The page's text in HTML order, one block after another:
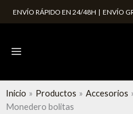
ENVÍO RÁPIDO EN 24/48H | ENVÍO
Inicio Productos Accesorios
Monedero bolitas